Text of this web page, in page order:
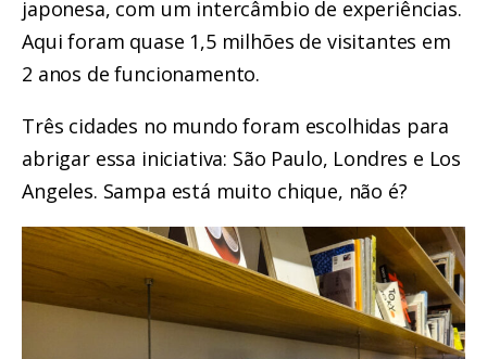
japonesa, com um intercâmbio de experiências.
Aqui foram quase 1,5 milhões de visitantes em
2 anos de funcionamento.
Três cidades no mundo foram escolhidas para
abrigar essa iniciativa: São Paulo, Londres e Los
Angeles. Sampa está muito chique, não é?